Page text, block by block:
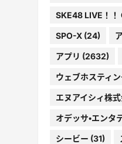
SKE48 LIVE！！
SPO-X(24)
アプリ (2632)
ウェブホスティ
エヌアイシィ株
オデッサ・エンタ
シービー (31)